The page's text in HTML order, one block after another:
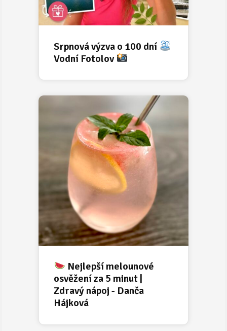
Srpnová výzva o 100 dní
Vodní Fotolov
Nejlepší melounové
osvěžení za 5 minut |
Zdravý nápoj - Danča
Hájková